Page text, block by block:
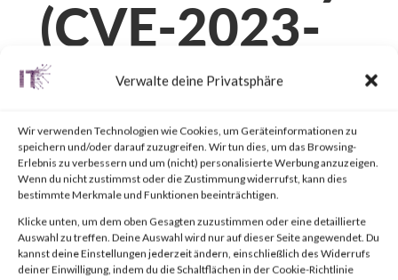
Verwalte deine Privatsphäre
Wir verwenden Technologien wie Cookies, um Geräteinformationen zu
speichern und/oder darauf zuzugreifen. Wir tun dies, um das Browsing-
Erlebnis zu verbessern und um (nicht) personalisierte Werbung anzuzeigen.
Wenn du nicht zustimmst oder die Zustimmung widerrufst, kann dies
bestimmte Merkmale und Funktionen beeinträchtigen.
Klicke unten, um dem oben Gesagten zuzustimmen oder eine detaillierte
Auswahl zu treffen. Deine Auswahl wird nur auf dieser Seite angewendet. Du
kannst deine Einstellungen jederzeit ändern, einschließlich des Widerrufs
deiner Einwilligung, indem du die Schaltflächen in der Cookie-Richtlinie
(CVE-2023-
36884)
von|14. Juli 2023|Unkategorisiert|0 Kommentare